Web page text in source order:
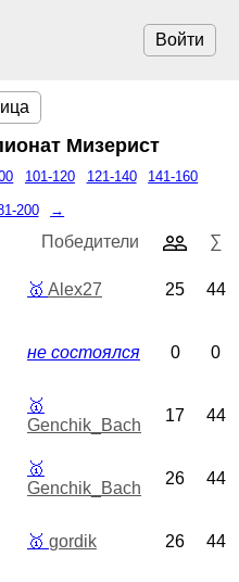
Войти
Мизерист
101-120 121-140 141-160
200 →
Победители ∑
🥇 Alex27 25 44
не состоялся 0 0
🥇
Genchik_Bach
17 44
🥇
Genchik_Bach
26 44
🥇 gordik 26 44